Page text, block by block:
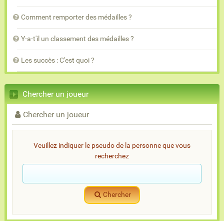
Comment remporter des médailles ?
Y-a-t'il un classement des médailles ?
Les succès : C'est quoi ?
Chercher un joueur
Chercher un joueur
Veuillez indiquer le pseudo de la personne que vous
recherchez
Chercher